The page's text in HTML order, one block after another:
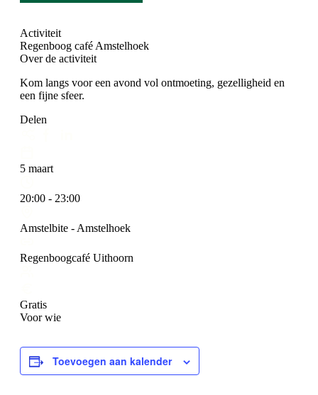
Activiteit
Regenboog café Amstelhoek
Over de activiteit
Kom langs voor een avond vol ontmoeting, gezelligheid en
een fijne sfeer.
Delen
5 maart
20:00 - 23:00
Amstelbite - Amstelhoek
Regenboogcafé Uithoorn
Gratis
Voor wie
Toevoegen aan kalender